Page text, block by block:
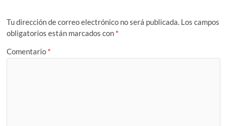
Tu dirección de correo electrónico no será publicada. Los campos
obligatorios están marcados con *
Comentario *